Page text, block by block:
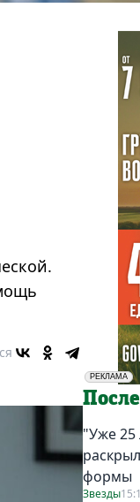
РЕКЛАМА
"Уже 25
формы
Звезды